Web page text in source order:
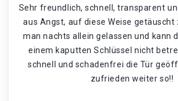
Sehr freundlich, schnell, transparent
aus Angst, auf diese Weise getäuscht
man nachts allein gelassen und kann
einem kaputten Schlüssel nicht
schnell und schadenfrei die Tür
zufrieden weiter so!!